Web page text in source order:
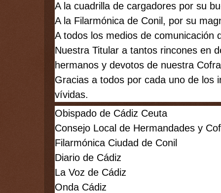
A la cuadrilla de cargadores por su
A la Filarmónica de Conil, por su
A todos los medios de comunicación
Nuestra Titular a tantos rincones en
hermanos y devotos de nuestra
Gracias a todos por cada uno de los
vívidas.
Obispado de Cádiz Ceuta
Consejo Local de Hermandades y
Filarmónica Ciudad de Conil
Diario de Cádiz
La Voz de Cádiz
Onda Cádiz